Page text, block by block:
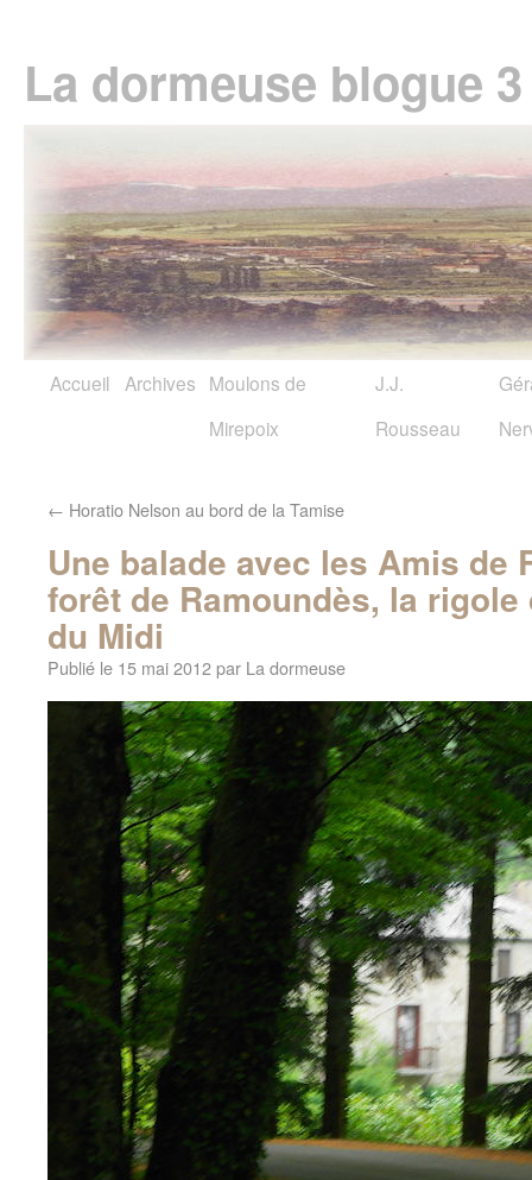
La dormeuse blogue 3
Accueil Archives Moulons de
Mirepoix
J.J.
Rousseau
← Horatio Nelson au bord de la Tamise
Une balade avec les Amis de
forêt de Ramoundès, la rigole
du Midi
Publié le 15 mai 2012par La dormeuse